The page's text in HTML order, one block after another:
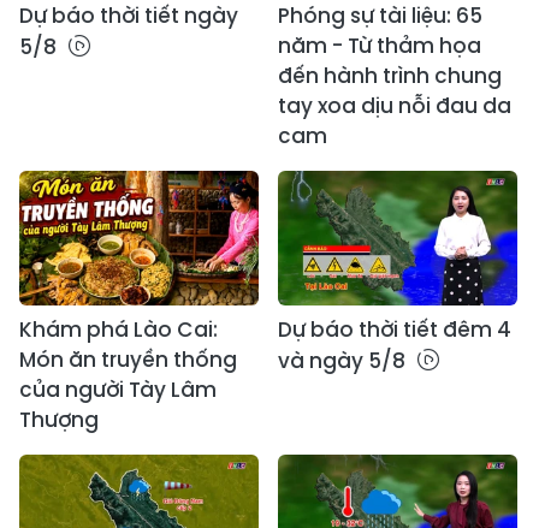
Dự báo thời tiết ngày
5/8
Phóng sự tài liệu: 65
năm - Từ thảm họa
đến hành trình chung
tay xoa dịu nỗi đau da
cam
Khám phá Lào Cai:
Món ăn truyền thống
của người Tày Lâm
Thượng
Dự báo thời tiết đêm 4
và ngày 5/8